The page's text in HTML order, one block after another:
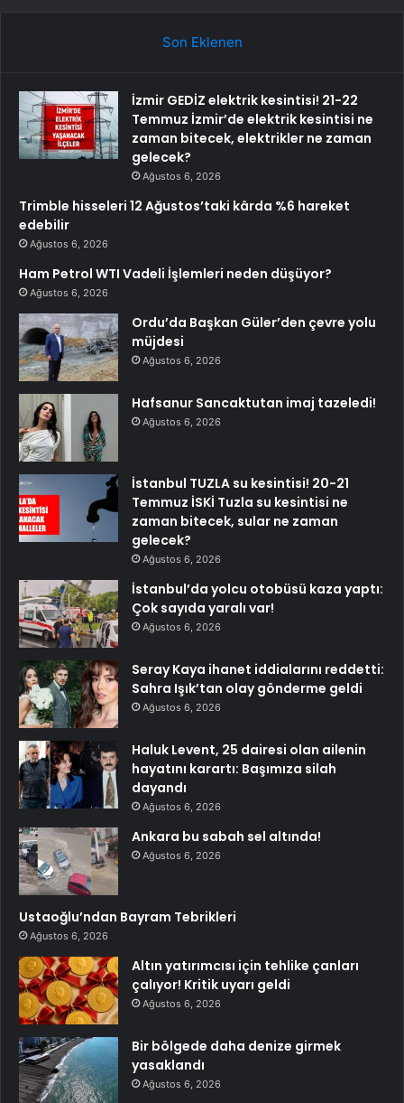
Son Eklenen
İzmir GEDİZ elektrik kesintisi! 21-22
Temmuz İzmir’de elektrik kesintisi ne
zaman bitecek, elektrikler ne zaman
gelecek?
Ağustos 6, 2026
Trimble hisseleri 12 Ağustos’taki kârda %6 hareket
edebilir
Ağustos 6, 2026
Ham Petrol WTI Vadeli İşlemleri neden düşüyor?
Ağustos 6, 2026
Ordu’da Başkan Güler’den çevre yolu
müjdesi
Ağustos 6, 2026
Hafsanur Sancaktutan imaj tazeledi!
Ağustos 6, 2026
İstanbul TUZLA su kesintisi! 20-21
Temmuz İSKİ Tuzla su kesintisi ne
zaman bitecek, sular ne zaman
gelecek?
Ağustos 6, 2026
İstanbul’da yolcu otobüsü kaza yaptı:
Çok sayıda yaralı var!
Ağustos 6, 2026
Seray Kaya ihanet iddialarını reddetti:
Sahra Işık’tan olay gönderme geldi
Ağustos 6, 2026
Haluk Levent, 25 dairesi olan ailenin
hayatını karartı: Başımıza silah
dayandı
Ağustos 6, 2026
Ankara bu sabah sel altında!
Ağustos 6, 2026
Ustaoğlu’ndan Bayram Tebrikleri
Ağustos 6, 2026
Altın yatırımcısı için tehlike çanları
çalıyor! Kritik uyarı geldi
Ağustos 6, 2026
Bir bölgede daha denize girmek
yasaklandı
Ağustos 6, 2026